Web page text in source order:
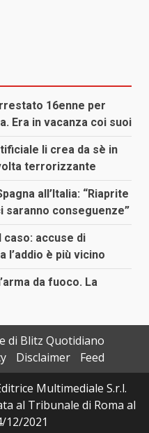
16enne per
Era in vacanza coi suoi
li crea da sè in
terrorizzante
all’Italia: “Riaprite
saranno conseguenze”
caso: accuse di
l’addio è più vicino
da fuoco. La
di Blitz Quotidiano
Disclaimer
Feed
Multimediale S.r.l.
al Tribunale di Roma al
12/2021